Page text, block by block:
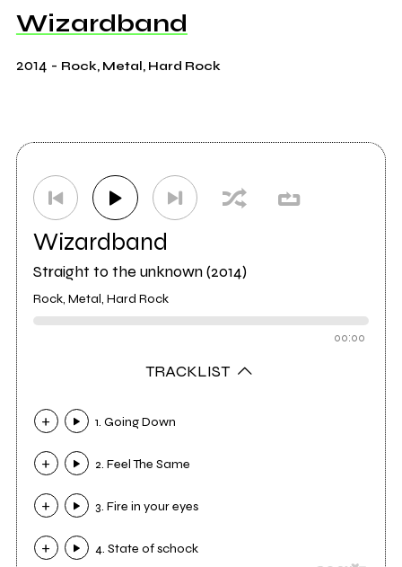
Wizardband
2014 - Rock, Metal, Hard Rock
Wizardband
Straight to the unknown (2014)
Rock, Metal, Hard Rock
00:00
TRACKLIST
1. Going Down
2. Feel The Same
3. Fire in your eyes
4. State of schock